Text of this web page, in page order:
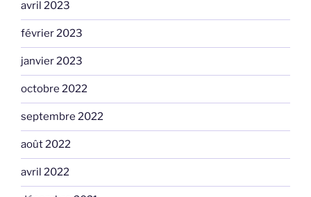
avril 2023
février 2023
janvier 2023
octobre 2022
septembre 2022
août 2022
avril 2022